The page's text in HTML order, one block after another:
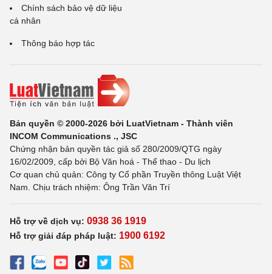
Chính sách bảo vệ dữ liệu
cá nhân
Thông báo hợp tác
Bản quyền © 2000-2026 bởi LuatVietnam - Thành viên
INCOM Communications ., JSC
Chứng nhận bản quyền tác giả số 280/2009/QTG ngày
16/02/2009, cấp bởi Bộ Văn hoá - Thể thao - Du lịch
Cơ quan chủ quản: Công ty Cổ phần Truyền thông Luật Việt
Nam. Chịu trách nhiệm: Ông Trần Văn Trí
Hỗ trợ về dịch vụ: 0938 36 1919
Hỗ trợ giải đáp pháp luật: 1900 6192